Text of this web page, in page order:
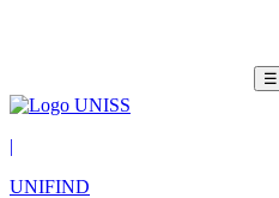
☰
|
UNIFIND